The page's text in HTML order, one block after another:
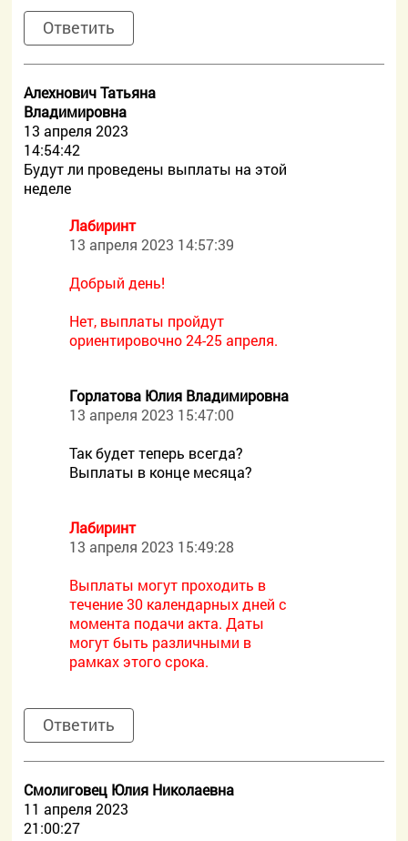
Ответить
Алехнович Татьяна
Владимировна
13 апреля 2023
14:54:42
Будут ли проведены выплаты на этой
неделе
Лабиринт
13 апреля 2023 14:57:39
Добрый день!
Нет, выплаты пройдут
ориентировочно 24-25 апреля.
Горлатова Юлия Владимировна
13 апреля 2023 15:47:00
Так будет теперь всегда?
Выплаты в конце месяца?
Лабиринт
13 апреля 2023 15:49:28
Выплаты могут проходить в
течение 30 календарных дней с
момента подачи акта. Даты
могут быть различными в
рамках этого срока.
Ответить
Смолиговец Юлия Николаевна
11 апреля 2023
21:00:27